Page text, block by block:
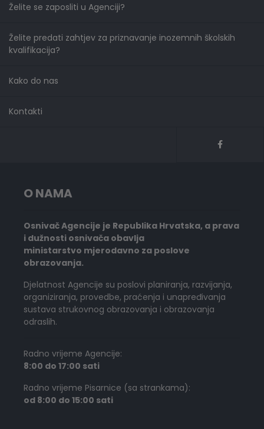
Želite se zaposliti u Agenciji?
Želite predati zahtjev za priznavanje inozemnih školskih
kvalifikacija?
Kako do nas
Kontakti
O NAMA
Osnivač Agencije je Republika Hrvatska, a prava
i dužnosti osnivača obavlja
ministarstvo mjerodavno za poslove
obrazovanja.
Djelatnost Agencije su poslovi planiranja, razvijanja,
organiziranja, provedbe, praćenja i unapređivanja
sustava strukovnog obrazovanja i obrazovanja
odraslih.
Radno vrijeme Agencije:
8:00 do 17:00 sati
Radno vrijeme Pisarnice (sa strankama):
od 8:00 do 15:00 sati